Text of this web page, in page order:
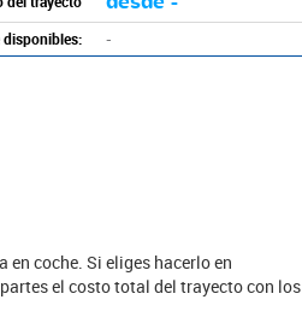
disponibles: -
coche. Si eliges hacerlo en
el costo total del trayecto con los